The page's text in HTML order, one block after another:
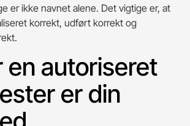
er ikke navnet alene. Det vigtige er, at
korrekt, udført korrekt og
en autoriseret
er din